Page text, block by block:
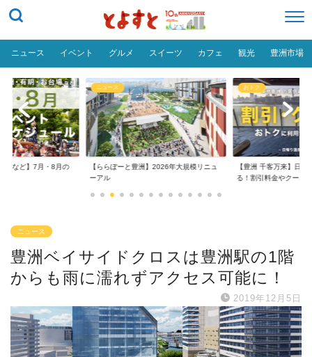
ニュース イベント グルメ スイーツ カフェ 観光 豊洲市場
場など】7月・8月の
ニュース
【ららぽーと豊洲】2026年大規模リニュ
ーアル
おトク
【豊洲 千客万来】日帰
る！割引料金やクーポ...
ニュース
豊洲ベイサイドクロスは豊洲駅の1階
からも雨に濡れずアクセス可能に！
2019年12月5日